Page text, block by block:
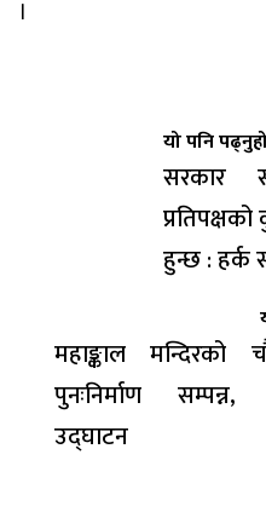
।
यो पनि
सरकार
हुन्छ : हर्क
महाङ्काल मन्दिरको
पुनःनिर्माण सम्पन्न,
उद्घाटन